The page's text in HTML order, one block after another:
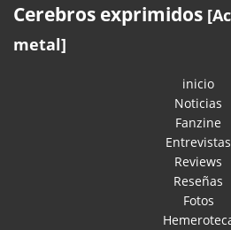
Cerebros exprimidos
metal]
inicio
Noticias
Fanzine
Entrevistas
Reviews
Reseñas
Fotos